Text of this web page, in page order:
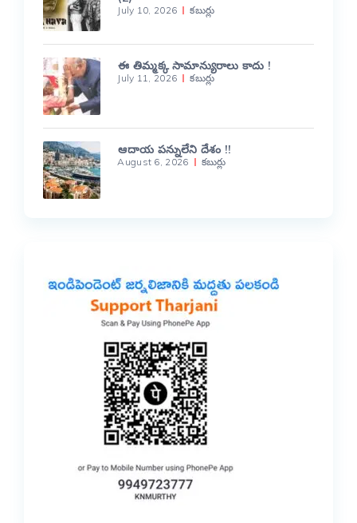
July 10, 2026 కబుర్లు
ఈ తిమ్మక్క సామాన్యురాలు కాదు !
July 11, 2026 కబుర్లు
ఆదాయ పన్నులేని దేశం !!
August 6, 2026 కబుర్లు